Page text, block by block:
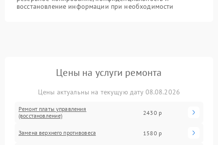
восстановление информации при необходимости
Цены на услуги ремонта
Цены актуальны на текущую дату 08.08.2026
Ремонт платы управления
(восстановление)
2430 р
Замена верхнего противовеса 1580 р